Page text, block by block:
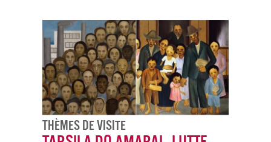
Thèmes De Visite